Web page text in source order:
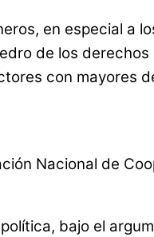
en especial a
de los
con mayores
Nacional de
bajo el